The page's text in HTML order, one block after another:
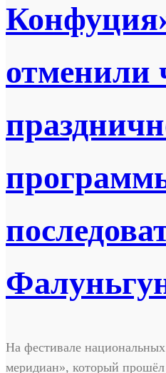
отменили
На фестивале
меридиан», который прошёл